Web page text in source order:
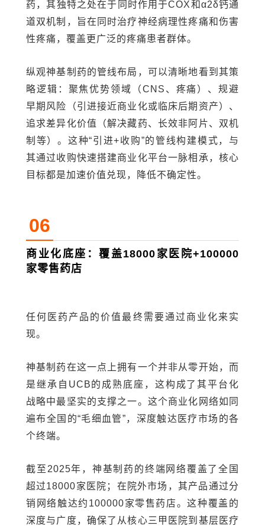
药，其独特之处在于同时作用于COX和α2δ钙通
道双机制，旨在同时治疗神经病理性疼痛和伤害
性疼痛，覆盖更广泛的疼痛患者群体。
纵观神基制药的管线布局，可以清晰地看到其策
略逻辑：聚焦优势领域（CNS、疼痛）、规避
早期风险（引进接近商业化或临床后期资产）、
追求差异化价值（解决藏药、长效非阿片、双机
制等）。这种“引进+收购”的管线构建模式，与
其通过收购快速搭建商业化平台一脉相承，核心
目标都是加速价值兑现，降低不确定性。
06
商业化底座：覆盖18000家医院+100000
家零售药店
任何医药产品的价值最终需要通过商业化来实
现。
神基制药在这一点上拥有一个并非从零开始，而
是继承自UCB的成熟底座，这构成了其平台化
战略中最坚实的支撑之一。这个商业化网络如同
遍布全国的“毛细血管”，深度触达医疗市场的各
个终端。
截至2025年，神基制药的终端网络覆盖了全国
超过18000家医院；在院外市场，其产品通过分
销网络触达约100000家零售药店。这种覆盖的
深度与广度，确保了从核心三甲医院到基层医疗